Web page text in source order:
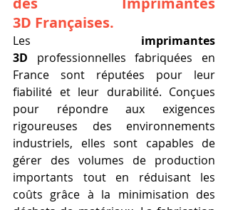
3D Françaises.
Les imprimantes
3D professionnelles fabriquées en
France sont réputées pour leur
fiabilité et leur durabilité. Conçues
pour répondre aux exigences
rigoureuses des environnements
industriels, elles sont capables de
gérer des volumes de production
importants tout en réduisant les
coûts grâce à la minimisation des